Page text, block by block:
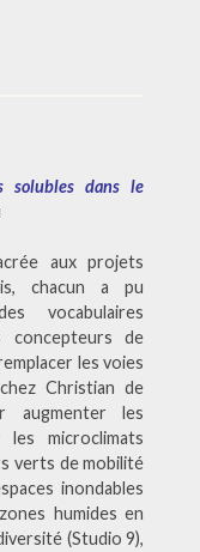
solubles dans le
aux projets
chacun a pu
vocabulaires
concepteurs de
les voies
Christian de
augmenter les
microclimats
verts de mobilité
inondables
humides en
(Studio 9),